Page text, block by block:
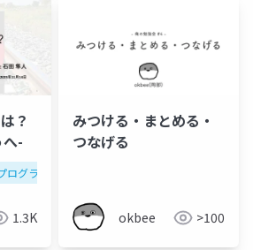
？
-
ログラミング言語
1.3K
みつける・まとめる・
つなげる
okbee >100